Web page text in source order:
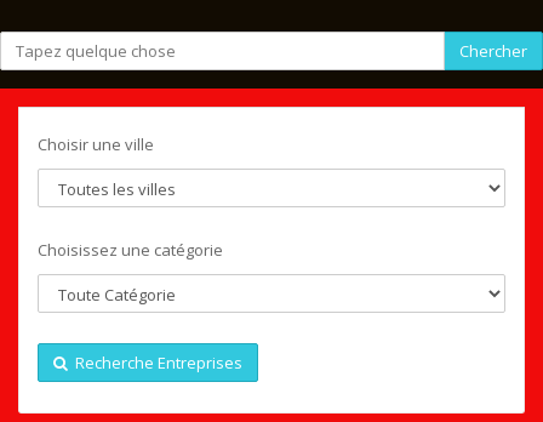
Chercher
Choisir une ville
Choisissez une catégorie
Recherche Entreprises